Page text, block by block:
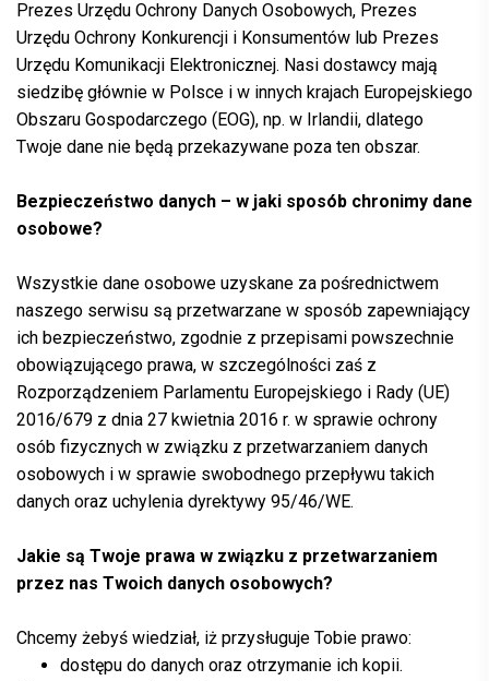
Prezes Urzędu Ochrony Danych Osobowych, Prezes
Urzędu Ochrony Konkurencji i Konsumentów lub Prezes
Urzędu Komunikacji Elektronicznej. Nasi dostawcy mają
siedzibę głównie w Polsce i w innych krajach Europejskiego
Obszaru Gospodarczego (EOG), np. w Irlandii, dlatego
Twoje dane nie będą przekazywane poza ten obszar.
Bezpieczeństwo danych – w jaki sposób chronimy dane
osobowe?
Wszystkie dane osobowe uzyskane za pośrednictwem
naszego serwisu są przetwarzane w sposób zapewniający
ich bezpieczeństwo, zgodnie z przepisami powszechnie
obowiązującego prawa, w szczególności zaś z
Rozporządzeniem Parlamentu Europejskiego i Rady (UE)
2016/679 z dnia 27 kwietnia 2016 r. w sprawie ochrony
osób fizycznych w związku z przetwarzaniem danych
osobowych i w sprawie swobodnego przepływu takich
danych oraz uchylenia dyrektywy 95/46/WE.
Jakie są Twoje prawa w związku z przetwarzaniem
przez nas Twoich danych osobowych?
Chcemy żebyś wiedział, iż przysługuje Tobie prawo:
dostępu do danych oraz otrzymanie ich kopii.